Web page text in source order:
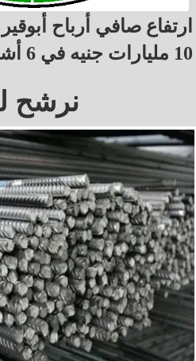
ارتفاع صافي أرباح
10 مليارات جنيه في 6 أشهر
نرشح